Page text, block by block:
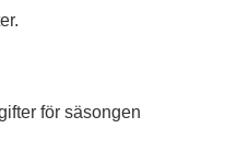
för säsongen